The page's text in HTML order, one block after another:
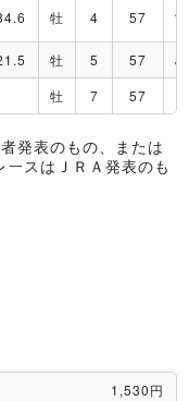
牡 4 57 A
牡 5 57
J
牡 7 57
発表のもの、または
スはＪＲＡ発表のも
1,530円